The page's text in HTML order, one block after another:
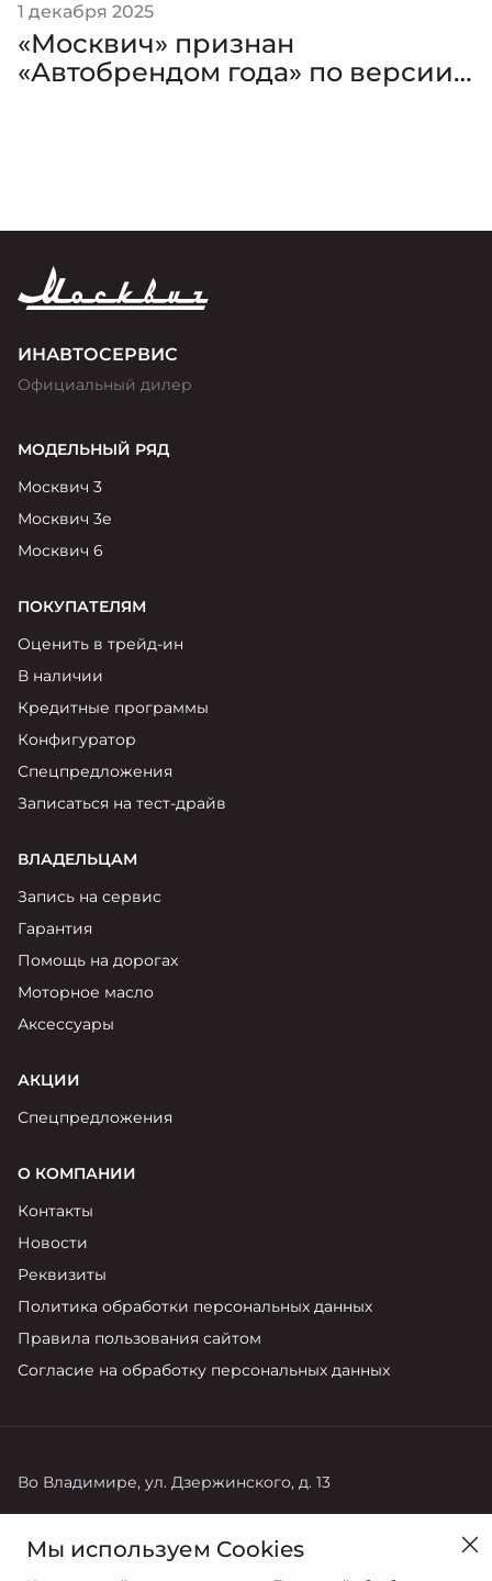
1 декабря 2025
«Москвич» признан
«Автобрендом года» по версии
ИНАВТОСЕРВИС
Официальный дилер
МОДЕЛЬНЫЙ РЯД
Москвич 3
Москвич 3е
Москвич 6
ПОКУПАТЕЛЯМ
Оценить в трейд-ин
В наличии
Кредитные программы
Конфигуратор
Спецпредложения
Записаться на тест-драйв
ВЛАДЕЛЬЦАМ
Запись на сервис
Гарантия
Помощь на дорогах
Моторное масло
Аксессуары
АКЦИИ
Спецпредложения
О КОМПАНИИ
Контакты
Новости
Реквизиты
Политика обработки персональных данных
Правила пользования сайтом
Согласие на обработку персональных данных
Во Владимире, ул. Дзержинского, д. 13
+7 (4922) 22-10-68
Мы используем Cookies